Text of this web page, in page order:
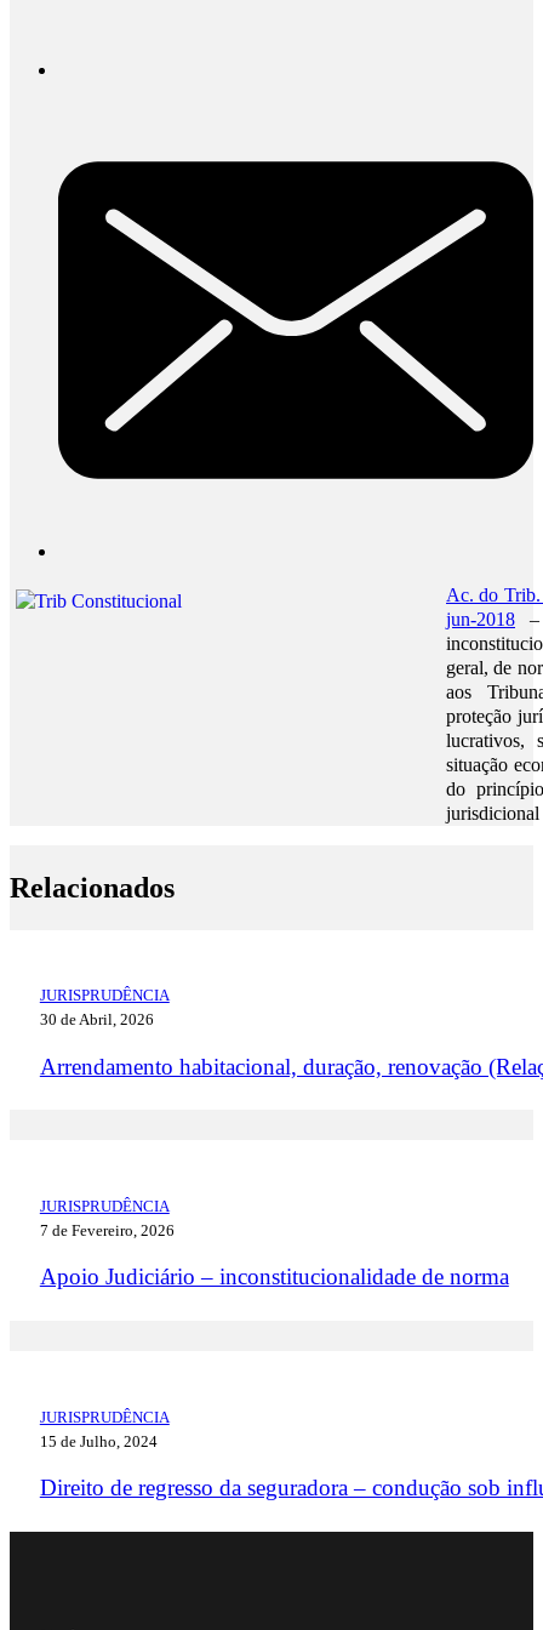
Ac. do Trib.
jun-2018 –
geral, de
aos
proteção
lucrativos,
situação
do
jurisdicional
Relacionados
JURISPRUDÊNCIA
30 de Abril, 2026
Arrendamento habitacional, duração, renovação
JURISPRUDÊNCIA
7 de Fevereiro, 2026
Apoio Judiciário – inconstitucionalidade de norma
JURISPRUDÊNCIA
15 de Julho, 2024
Direito de regresso da seguradora – condução sob